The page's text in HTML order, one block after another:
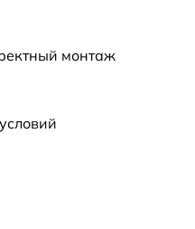
монтаж